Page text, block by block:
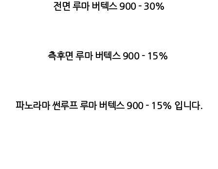
전면 루마 버텍스 900 - 30%
측후면 루마 버텍스 900 - 15%
파노라마 썬루프 루마 버텍스 900 - 15% 입니다.